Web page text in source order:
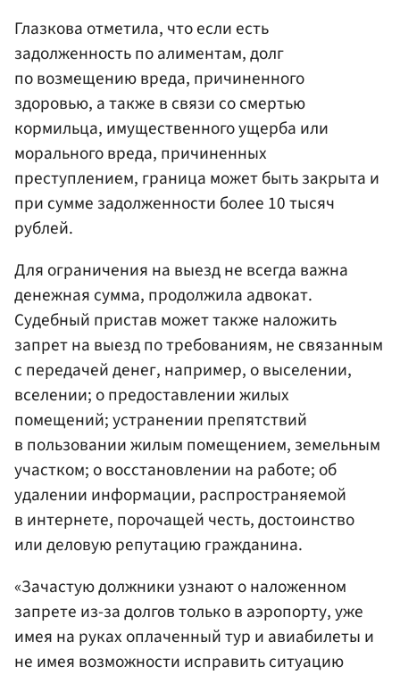
Глазкова отметила, что если есть
задолженность по алиментам, долг
по возмещению вреда, причиненного
здоровью, а также в связи со смертью
кормильца, имущественного ущерба или
морального вреда, причиненных
преступлением, граница может быть закрыта и
при сумме задолженности более 10 тысяч
рублей.
Для ограничения на выезд не всегда важна
денежная сумма, продолжила адвокат.
Судебный пристав может также наложить
запрет на выезд по требованиям, не связанным
с передачей денег, например, о выселении,
вселении; о предоставлении жилых
помещений; устранении препятствий
в пользовании жилым помещением, земельным
участком; о восстановлении на работе; об
удалении информации, распространяемой
в интернете, порочащей честь, достоинство
или деловую репутацию гражданина.
«Зачастую должники узнают о наложенном
запрете из-за долгов только в аэропорту, уже
имея на руках оплаченный тур и авиабилеты и
не имея возможности исправить ситуацию